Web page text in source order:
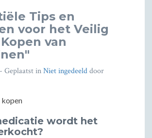
Tips en
voor het Veilig
van
- Geplaatst inNiet ingedeelddoor
wordt het